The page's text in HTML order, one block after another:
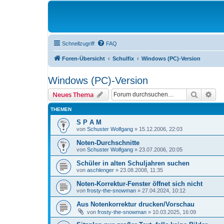
Schnellzugriff FAQ
Foren-Übersicht Schulfix Windows (PC)-Version
Windows (PC)-Version
Neues Thema Suche
THEMEN
S P A M
von Schuster Wolfgang » 15.12.2006, 22:03
Noten-Durchschnitte
von Schuster Wolfgang » 23.07.2006, 20:05
Schüler in alten Schuljahren suchen
von aschlenger » 23.08.2008, 11:35
Noten-Korrektur-Fenster öffnet sich nicht
von frosty-the-snowman » 27.04.2024, 10:12
Aus Notenkorrektur drucken/Vorschau
von frosty-the-snowman » 10.03.2025, 16:09